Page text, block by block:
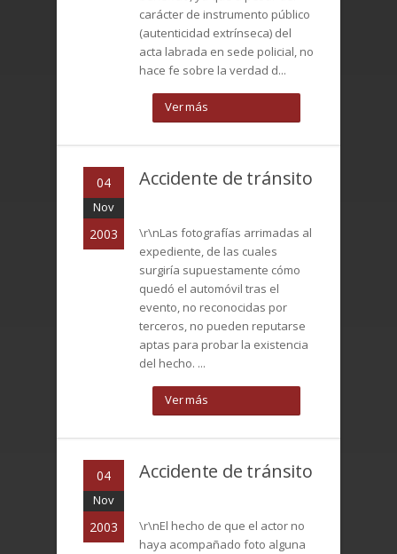
carácter de instrumento público
(autenticidad extrínseca) del
acta labrada en sede policial, no
hace fe sobre la verdad d...
Ver más
04
Nov
2003
Accidente de tránsito
\r\nLas fotografías arrimadas al
expediente, de las cuales
surgiría supuestamente cómo
quedó el automóvil tras el
evento, no reconocidas por
terceros, no pueden reputarse
aptas para probar la existencia
del hecho. ...
Ver más
04
Nov
2003
Accidente de tránsito
\r\nEl hecho de que el actor no
haya acompañado foto alguna